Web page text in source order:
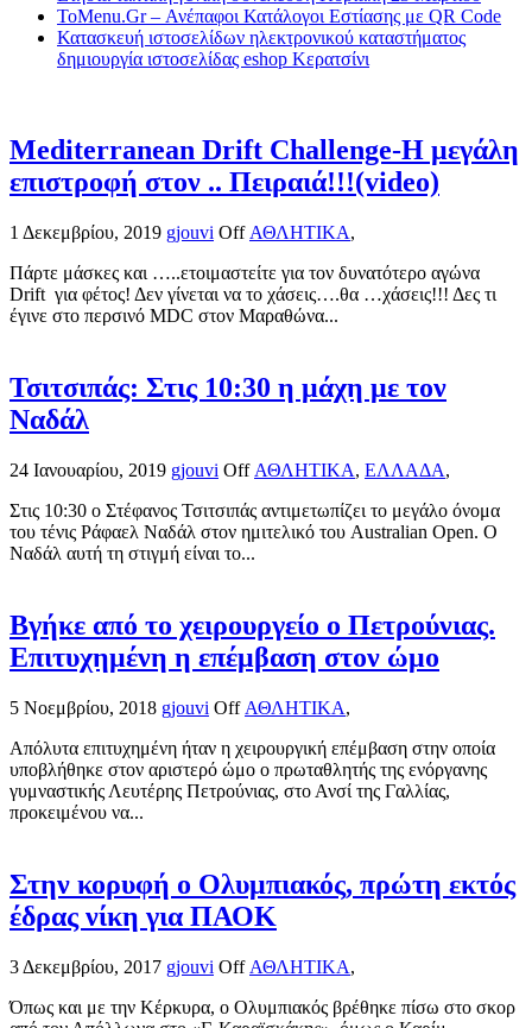
ToMenu.Gr – Ανέπαφοι Κατάλογοι Εστίασης με QR Code
Κατασκευή ιστοσελίδων ηλεκτρονικού καταστήματος
δημιουργία ιστοσελίδας eshop Κερατσίνι
Mediterranean Drift Challenge-Η μεγάλη
επιστροφή στον .. Πειραιά!!!(video)
1 Δεκεμβρίου, 2019 gjouvi Off ΑΘΛΗΤΙΚΑ,
Πάρτε μάσκες και …..ετοιμαστείτε για τον δυνατότερο αγώνα
Drift για φέτος! Δεν γίνεται να το χάσεις….θα …χάσεις!!! Δες τι
έγινε στο περσινό MDC στον Μαραθώνα...
Τσιτσιπάς: Στις 10:30 η μάχη με τον
Ναδάλ
24 Ιανουαρίου, 2019 gjouvi Off ΑΘΛΗΤΙΚΑ, ΕΛΛΑΔΑ,
Στις 10:30 ο Στέφανος Τσιτσιπάς αντιμετωπίζει το μεγάλο όνομα
του τένις Ράφαελ Ναδάλ στον ημιτελικό του Australian Open. Ο
Ναδάλ αυτή τη στιγμή είναι το...
Βγήκε από το χειρουργείο ο Πετρούνιας.
Επιτυχημένη η επέμβαση στον ώμο
5 Νοεμβρίου, 2018 gjouvi Off ΑΘΛΗΤΙΚΑ,
Απόλυτα επιτυχημένη ήταν η χειρουργική επέμβαση στην οποία
υποβλήθηκε στον αριστερό ώμο ο πρωταθλητής της ενόργανης
γυμναστικής Λευτέρης Πετρούνιας, στο Ανσί της Γαλλίας,
προκειμένου να...
Στην κορυφή ο Ολυμπιακός, πρώτη εκτός
έδρας νίκη για ΠΑΟΚ
3 Δεκεμβρίου, 2017 gjouvi Off ΑΘΛΗΤΙΚΑ,
Όπως και με την Κέρκυρα, ο Ολυμπιακός βρέθηκε πίσω στο σκορ